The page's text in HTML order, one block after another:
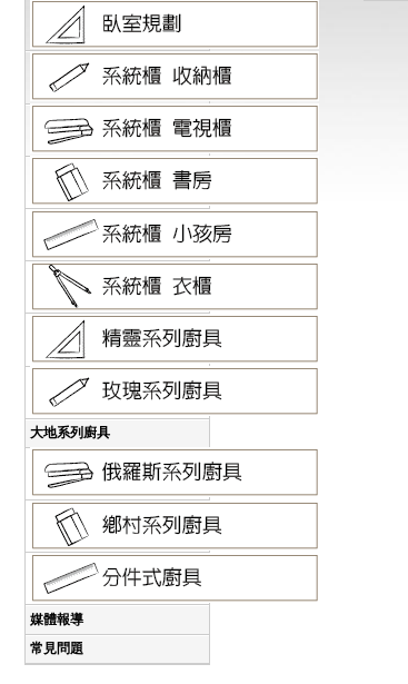
大地系列廚具
媒體報導
常見問題